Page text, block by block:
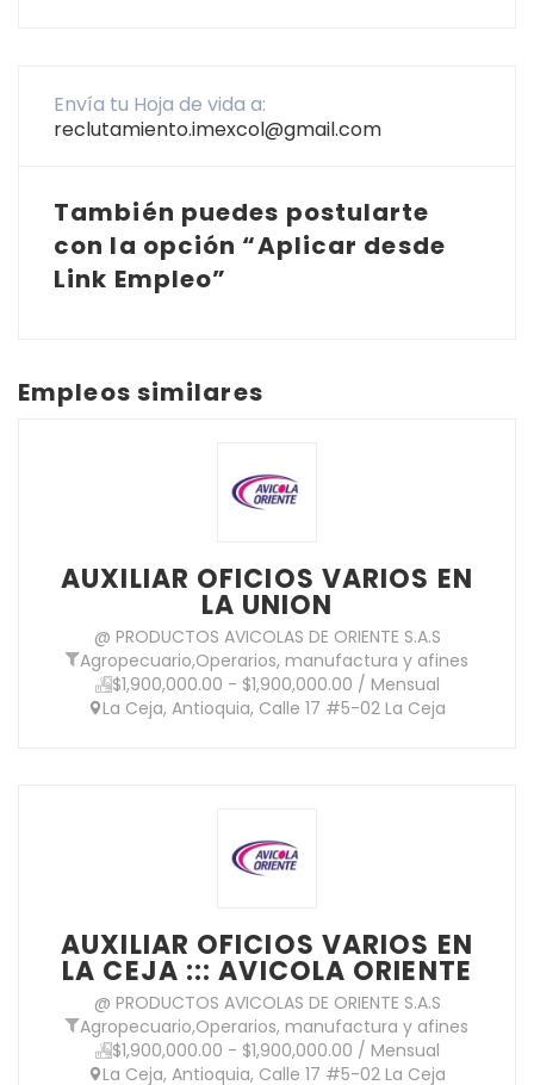
Envía tu Hoja de vida a:
reclutamiento.imexcol@gmail.com
También puedes postularte
con la opción “Aplicar desde
Link Empleo”
Empleos similares
AUXILIAR OFICIOS VARIOS EN
LA UNION
@ PRODUCTOS AVICOLAS DE ORIENTE S.A.S
Agropecuario,Operarios, manufactura y afines
$1,900,000.00 - $1,900,000.00 / Mensual
La Ceja, Antioquia, Calle 17 #5-02 La Ceja
AUXILIAR OFICIOS VARIOS EN
LA CEJA ::: AVICOLA ORIENTE
@ PRODUCTOS AVICOLAS DE ORIENTE S.A.S
Agropecuario,Operarios, manufactura y afines
$1,900,000.00 - $1,900,000.00 / Mensual
La Ceja, Antioquia, Calle 17 #5-02 La Ceja